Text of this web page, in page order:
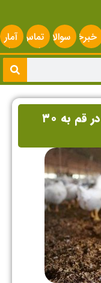
خبرخوانسوالات
متداول
تماس
با ما
آمار
» ظرفیت مرغداری‌های گوشتی در قم به ۳۰